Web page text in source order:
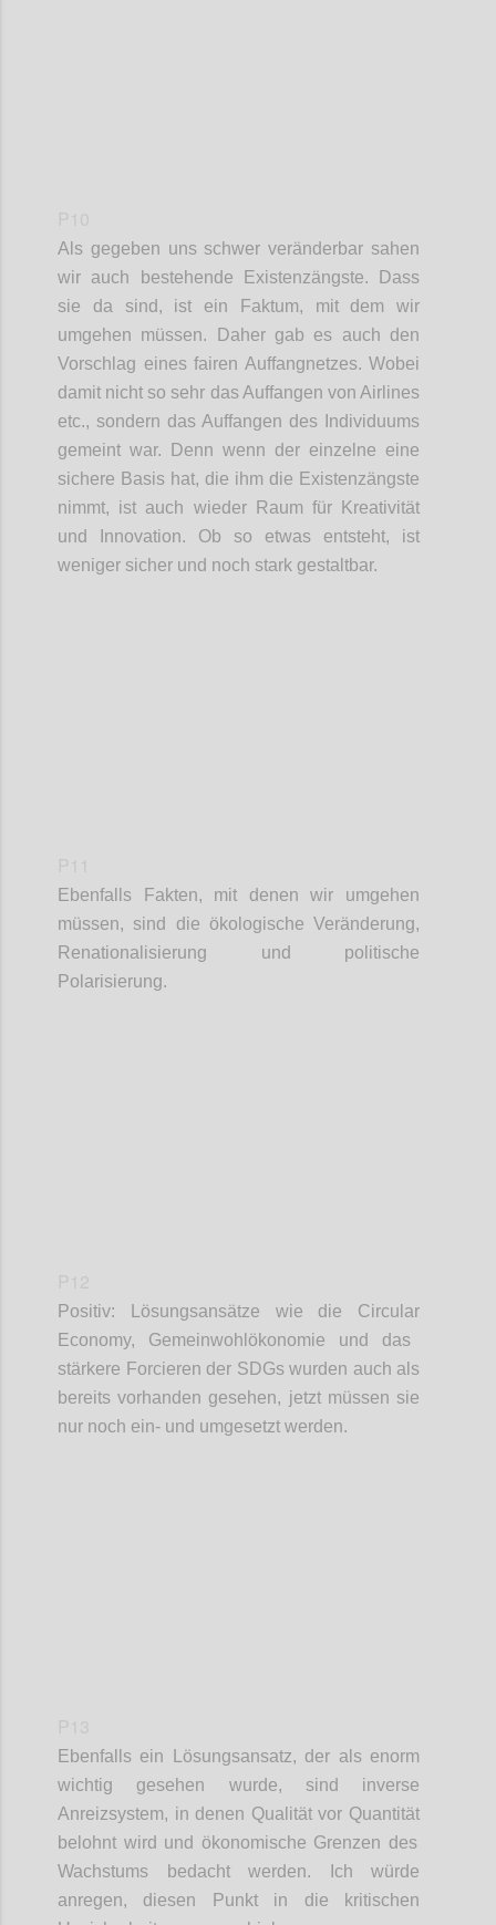
Als gegeben uns schwer veränderbar sahen
wir auch
bestehende Existenzängste. Dass
sie da sind, ist ein Faktum, mit dem wir
umgehen müssen. Daher gab es auch den
Vorschlag eines fairen Auffangnetzes. Wobei
damit nicht so sehr das Auffangen von Airlines
etc., sondern das Auffangen des Individuums
gemeint war. Denn wenn der einzelne eine
sichere Basis hat, die ihm die Existenzängste
nimmt, ist auch wieder Raum für Kreativität
und Innovation. Ob so etwas entsteht, ist
weniger sicher und noch stark gestaltbar.
Ebenfalls Fakten, mit denen wir umgehen
müssen, sind die ökologische Veränderung,
Renationalisierung und politische
Polarisierung.
Positiv: Lösungsansätze wie die Circular
Economy, Gemeinwohlökonomie und das
stärkere Forcieren der SDGs wurden auch als
bereits vorhanden gesehen, jetzt müssen sie
nur noch ein- und umgesetzt werden.
Ebenfalls ein Lösungsansatz, der als enorm
wichtig gesehen wurde, sind inverse
Anreizsystem, in denen Qualität vor Quantität
belohnt wird und ökonomische Grenzen des
Wachstums bedacht werden. Ich würde
anregen, diesen Punkt in die kritischen